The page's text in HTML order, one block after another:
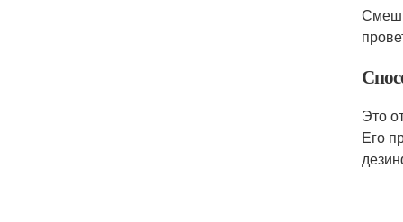
Это
Его